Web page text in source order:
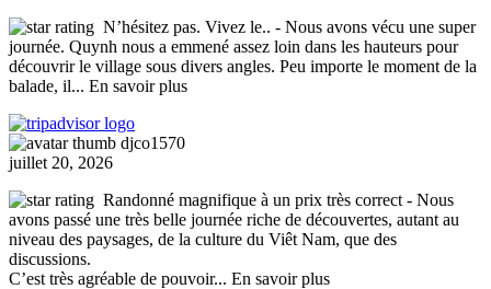
N’hésitez pas. Vivez le.. - Nous avons vécu une super
journée. Quynh nous a emmené assez loin dans les hauteurs pour
découvrir le village sous divers angles. Peu importe le moment de la
balade, il... En savoir plus
djco1570
juillet 20, 2026
Randonné magnifique à un prix très correct - Nous
avons passé une très belle journée riche de découvertes, autant au
niveau des paysages, de la culture du Viêt Nam, que des
discussions.
C’est très agréable de pouvoir... En savoir plus